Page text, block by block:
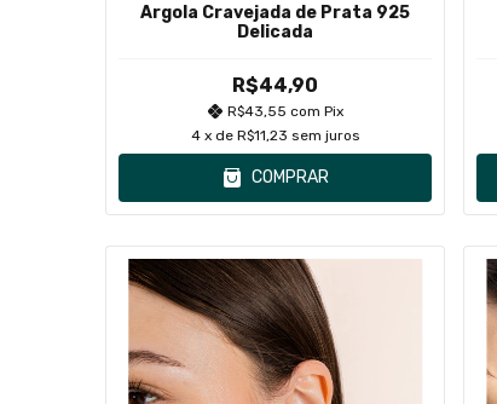
Argola Cravejada de Prata 925
Delicada
R$44,90
R$43,55 com Pix
4 x de R$11,23 sem juros
COMPRAR